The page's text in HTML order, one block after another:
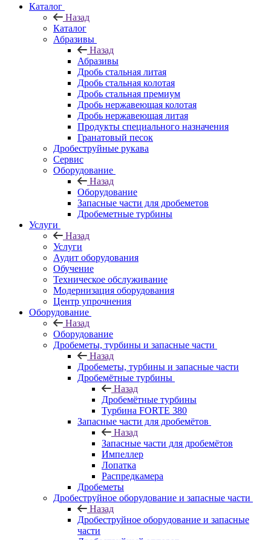
Каталог
Назад
Каталог
Абразивы
Назад
Абразивы
Дробь стальная литая
Дробь стальная колотая
Дробь стальная премиум
Дробь нержавеющая колотая
Дробь нержавеющая литая
Продукты специального назначения
Гранатовый песок
Дробеструйные рукава
Сервис
Оборудование
Назад
Оборудование
Запасные части для дробеметов
Дробеметные турбины
Услуги
Назад
Услуги
Аудит оборудования
Обучение
Техническое обслуживание
Модернизация оборудования
Центр упрочнения
Оборудование
Назад
Оборудование
Дробеметы, турбины и запасные части
Назад
Дробеметы, турбины и запасные части
Дробемётные турбины
Назад
Дробемётные турбины
Турбина FORTE 380
Запасные части для дробемётов
Назад
Запасные части для дробемётов
Импеллер
Лопатка
Распредкамера
Дробеметы
Дробеструйное оборудование и запасные части
Назад
Дробеструйное оборудование и запасные
части